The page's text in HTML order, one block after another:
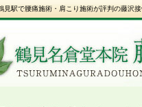
見駅で腰痛施術・肩こり施術が評判の藤沢